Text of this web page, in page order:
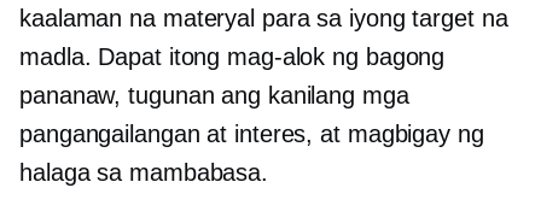
kaalaman na materyal para sa iyong target na
madla. Dapat itong mag-alok ng bagong
pananaw, tugunan ang kanilang mga
pangangailangan at interes, at magbigay ng
halaga sa mambabasa.